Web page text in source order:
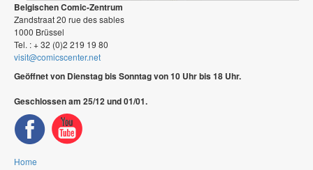
Belgischen Comic-Zentrum
Zandstraat 20 rue des sables
1000 Brüssel
Tel. : + 32 (0)2 219 19 80
visit@comicscenter.net
Geöffnet von Dienstag bis Sonntag von 10 Uhr bis 18 Uhr.
Geschlossen am 25/12 und 01/01.
Home